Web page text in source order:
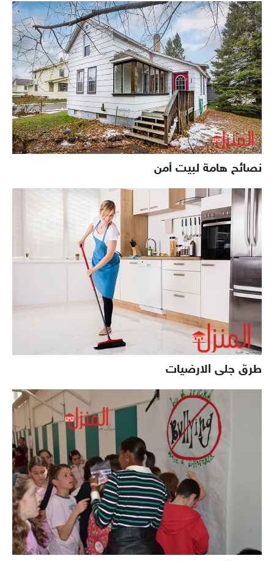
نصائح هامة لبيت أمن
طرق جلى الارضيات